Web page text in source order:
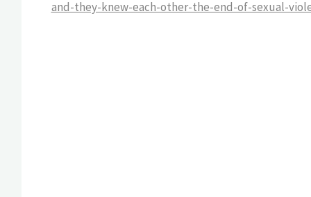
and-they-knew-each-other-the-end-of-sexual-